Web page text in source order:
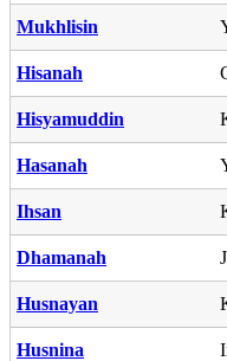
Mukhlisin
Hisanah
Hisyamuddin
Hasanah
Ihsan
Dhamanah
Husnayan
Husnina